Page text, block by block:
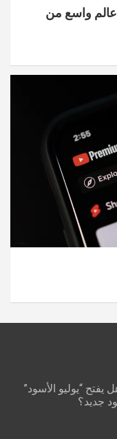
عالم واسع من
“يوليو الأسود”
جديد؟